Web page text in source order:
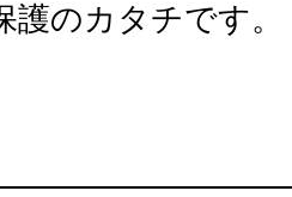
のカタチです。